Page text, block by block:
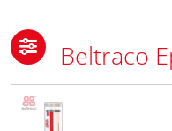
Beltraco